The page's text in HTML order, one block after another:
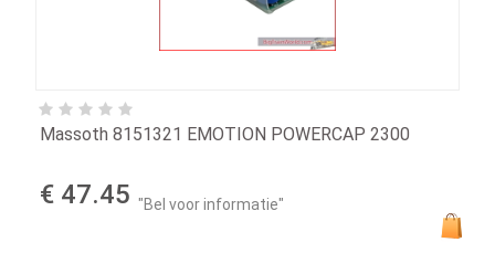
Massoth 8151321 EMOTION POWERCAP 2300
€ 47.45 "Bel voor informatie"